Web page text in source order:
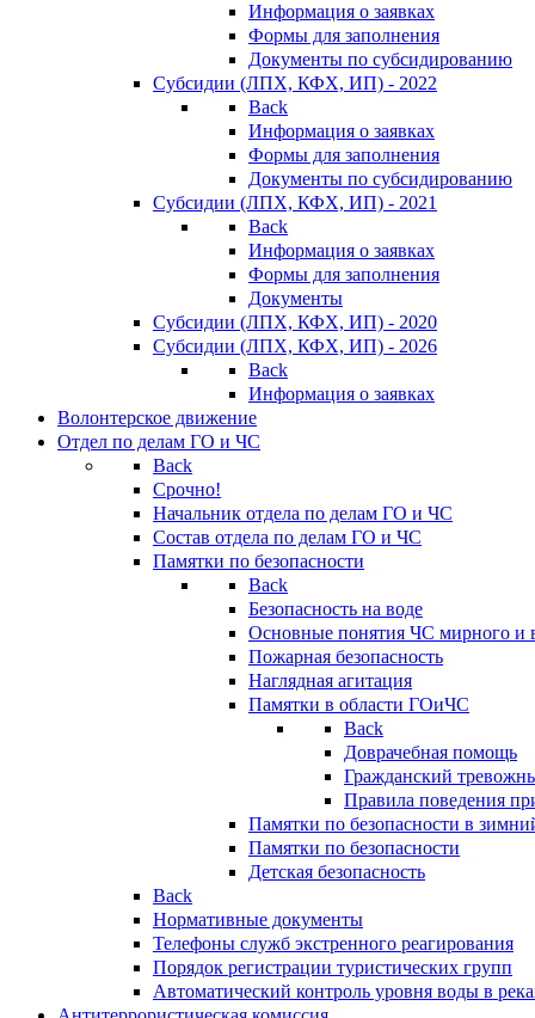
Информация о заявках
Формы для заполнения
Документы по субсидированию
Субсидии (ЛПХ, КФХ, ИП) - 2022
Back
Информация о заявках
Формы для заполнения
Документы по субсидированию
Субсидии (ЛПХ, КФХ, ИП) - 2021
Back
Информация о заявках
Формы для заполнения
Документы
Субсидии (ЛПХ, КФХ, ИП) - 2020
Субсидии (ЛПХ, КФХ, ИП) - 2026
Back
Информация о заявках
Волонтерское движение
Отдел по делам ГО и ЧС
Back
Срочно!
Начальник отдела по делам ГО и ЧС
Состав отдела по делам ГО и ЧС
Памятки по безопасности
Back
Безопасность на воде
Основные понятия ЧС мирного и
Пожарная безопасность
Наглядная агитация
Памятки в области ГОиЧС
Back
Доврачебная помощь
Гражданский
Правила поведения
Памятки по безопасности в
Памятки по безопасности
Детская безопасность
Back
Нормативные документы
Телефоны служб экстренного реагирования
Порядок регистрации туристических групп
Автоматический контроль уровня воды в